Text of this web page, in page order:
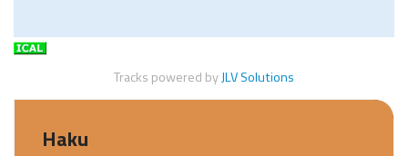
Tracks powered byJLV Solutions
Haku